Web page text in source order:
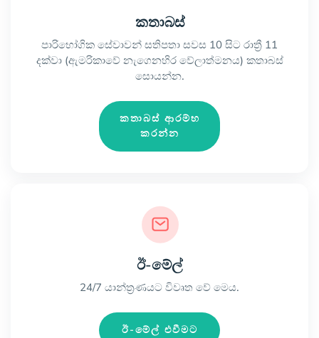
කතාබස්
පාරිභෝගික සේවාවන් සතිපතා සවස 10 සිට රාත්‍රී 11
දක්වා (ඇමරිකාවේ නැගෙනහිර වේලාත්මනය) කතාබස්
සොයන්න.
කතාබස් ආරම්භ
කරන්න
ඊ-මේල්
24/7 යාන්ත්‍රණයට විවෘත වේ මෙය.
ඊ-මේල් එවීමට